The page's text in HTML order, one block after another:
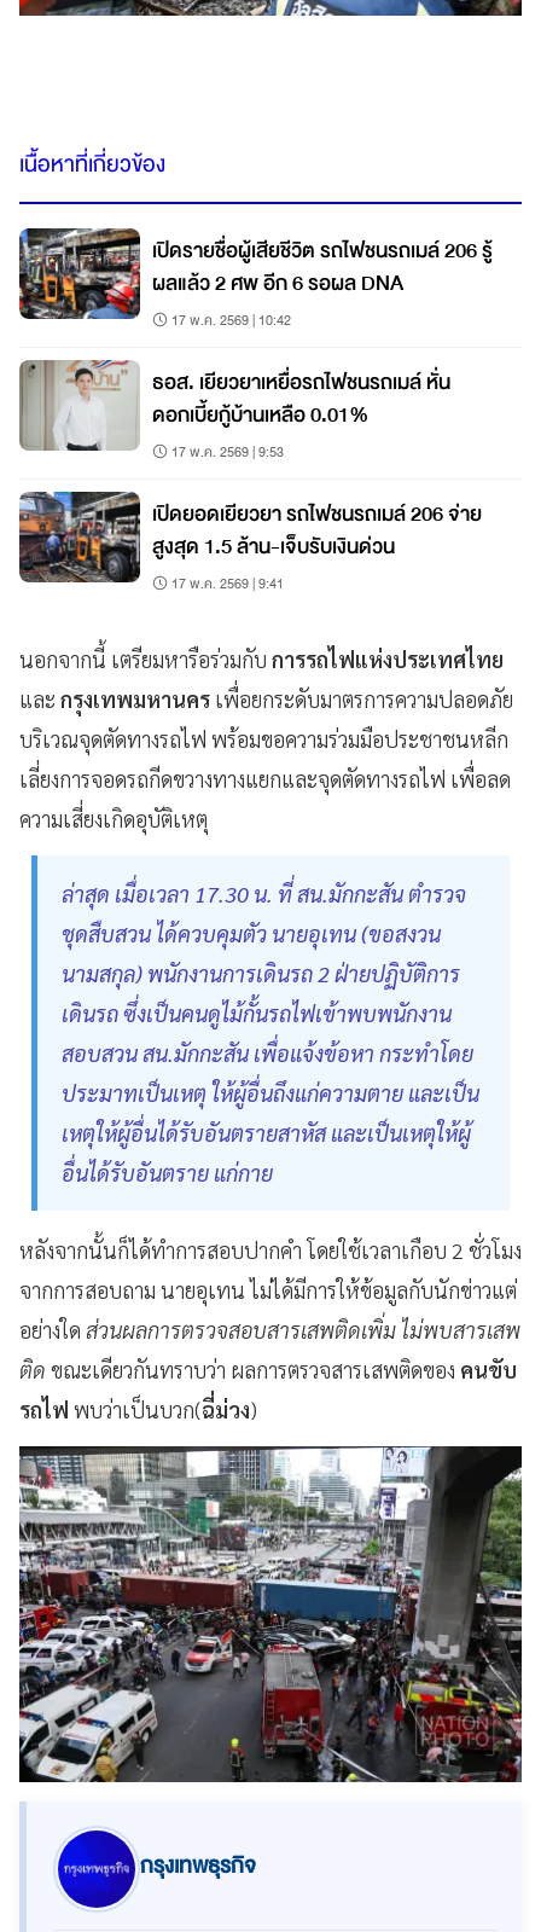
เนื้อหาที่เกี่ยวข้อง
เปิดรายชื่อผู้เสียชีวิต รถไฟชนรถเมล์ 206 รู้
ผลแล้ว 2 ศพ อีก 6 รอผล DNA
17 พ.ค. 2569 | 10:42
ธอส. เยียวยาเหยื่อรถไฟชนรถเมล์ หั่น
ดอกเบี้ยกู้บ้านเหลือ 0.01%
17 พ.ค. 2569 | 9:53
เปิดยอดเยียวยา รถไฟชนรถเมล์ 206 จ่าย
สูงสุด 1.5 ล้าน-เจ็บรับเงินด่วน
17 พ.ค. 2569 | 9:41
นอกจากนี้ เตรียมหารือร่วมกับ การรถไฟแห่งประเทศไทย
และ กรุงเทพมหานคร เพื่อยกระดับมาตรการความปลอดภัย
บริเวณจุดตัดทางรถไฟ พร้อมขอความร่วมมือประชาชนหลีก
เลี่ยงการจอดรถกีดขวางทางแยกและจุดตัดทางรถไฟ เพื่อลด
ความเสี่ยงเกิดอุบัติเหตุ
ล่าสุด เมื่อเวลา 17.30 น. ที่ สน.มักกะสัน ตำรวจ
ชุดสืบสวน ได้ควบคุมตัว นายอุเทน (ขอสงวน
นามสกุล) พนักงานการเดินรถ 2 ฝ่ายปฏิบัติการ
เดินรถ ซึ่งเป็นคนดูไม้กั้นรถไฟเข้าพบพนักงาน
สอบสวน สน.มักกะสัน เพื่อแจ้งข้อหา กระทําโดย
ประมาทเป็นเหตุ ให้ผู้อื่นถึงแก่ความตาย และเป็น
เหตุให้ผู้อื่นได้รับอันตรายสาหัส และเป็นเหตุให้ผู้
อื่นได้รับอันตราย แก่กาย
หลังจากนั้นก็ได้ทำการสอบปากคำ โดยใช้เวลาเกือบ 2 ชั่วโมง
จากการสอบถาม นายอุเทน ไม่ได้มีการให้ข้อมูลกับนักข่าวแต่
อย่างใด ส่วนผลการตรวจสอบสารเสพติดเพิ่ม ไม่พบสารเสพ
ติด ขณะเดียวกันทราบว่า ผลการตรวจสารเสพติดของ คนขับ
รถไฟ พบว่าเป็นบวก(ฉี่ม่วง)
กรุงเทพธุรกิจ